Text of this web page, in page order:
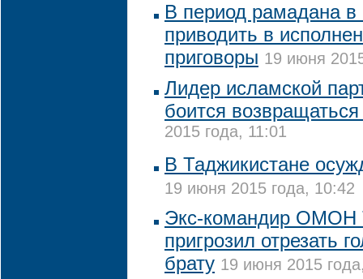
В период рамадана в
приводить в
приговоры 19 июня
Лидер исламской
боится
2015 года, 11:01
В Таджикистане
19 июня 2015 года, 10:42
Экс-командир ОМОН
пригрозил отрезать
брату 19 июня 2015